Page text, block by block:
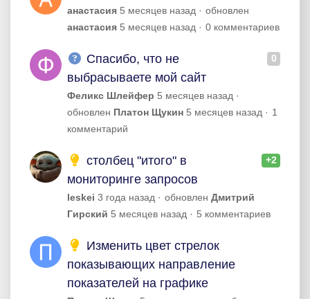
анастасия 5 месяцев назад
обновлен
анастасия 5 месяцев назад 0 комментариев
0
Спасибо, что не
выбрасываете мой сайт
Феликс Шлейфер 5 месяцев назад
обновлен Платон Щукин 5 месяцев назад
1
комментарий
+2
столбец "итого" в
мониторинге запросов
leskei 3 года назад обновлен Дмитрий
Гирский 5 месяцев назад 5 комментариев
Изменить цвет стрелок
показывающих направление
показателей на графике